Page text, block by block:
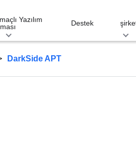
Yazılım
Destek
DarkSide APT